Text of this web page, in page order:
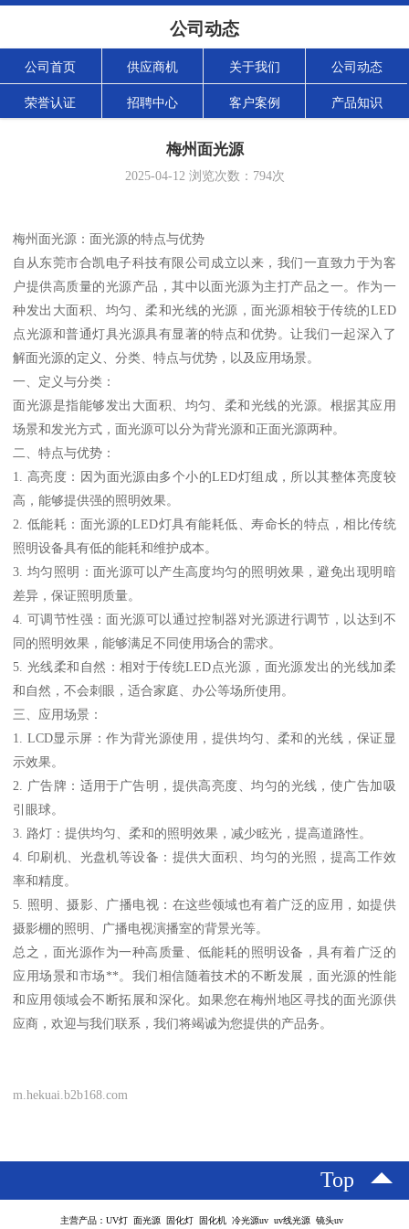
公司动态
公司首页 供应商机 关于我们 公司动态
荣誉认证 招聘中心 客户案例 产品知识
梅州面光源
2025-04-12浏览次数： 794次
梅州面光源：面光源的特点与优势
自从东莞市合凯电子科技有限公司成立以来，我们一直致力于为客
户提供高质量的光源产品，其中以面光源为主打产品之一。作为一
种发出大面积、均匀、柔和光线的光源，面光源相较于传统的LED
点光源和普通灯具光源具有显著的特点和优势。让我们一起深入了
解面光源的定义、分类、特点与优势，以及应用场景。
一、定义与分类：
面光源是指能够发出大面积、均匀、柔和光线的光源。根据其应用
场景和发光方式，面光源可以分为背光源和正面光源两种。
二、特点与优势：
1. 高亮度：因为面光源由多个小的LED灯组成，所以其整体亮度较
高，能够提供强的照明效果。
2. 低能耗：面光源的LED灯具有能耗低、寿命长的特点，相比传统
照明设备具有低的能耗和维护成本。
3. 均匀照明：面光源可以产生高度均匀的照明效果，避免出现明暗
差异，保证照明质量。
4. 可调节性强：面光源可以通过控制器对光源进行调节，以达到不
同的照明效果，能够满足不同使用场合的需求。
5. 光线柔和自然：相对于传统LED点光源，面光源发出的光线加柔
和自然，不会刺眼，适合家庭、办公等场所使用。
三、应用场景：
1. LCD显示屏：作为背光源使用，提供均匀、柔和的光线，保证显
示效果。
2. 广告牌：适用于广告明，提供高亮度、均匀的光线，使广告加吸
引眼球。
3. 路灯：提供均匀、柔和的照明效果，减少眩光，提高道路性。
4. 印刷机、光盘机等设备：提供大面积、均匀的光照，提高工作效
率和精度。
5. 照明、摄影、广播电视：在这些领域也有着广泛的应用，如提供
摄影棚的照明、广播电视演播室的背景光等。
总之，面光源作为一种高质量、低能耗的照明设备，具有着广泛的
应用场景和市场**。我们相信随着技术的不断发展，面光源的性能
和应用领域会不断拓展和深化。如果您在梅州地区寻找的面光源供
应商，欢迎与我们联系，我们将竭诚为您提供的产品务。
m.hekuai.b2b168.com
Top
主营产品：UV灯 面光源 固化灯 固化机 冷光源uv uv线光源 镜头uv